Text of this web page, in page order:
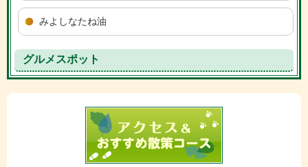
みよしなたね油
グルメスポット